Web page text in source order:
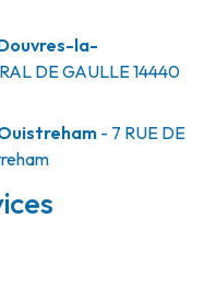
la-
DE GAULLE14440
- 7 RUE DE